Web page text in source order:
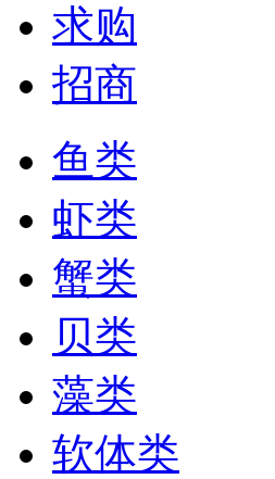
求购
招商
鱼类
虾类
蟹类
贝类
藻类
软体类